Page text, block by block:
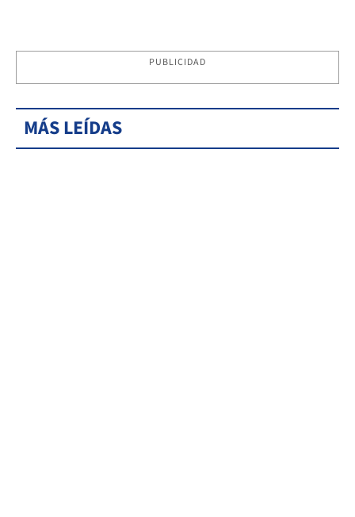
PUBLICIDAD
MÁS LEÍDAS